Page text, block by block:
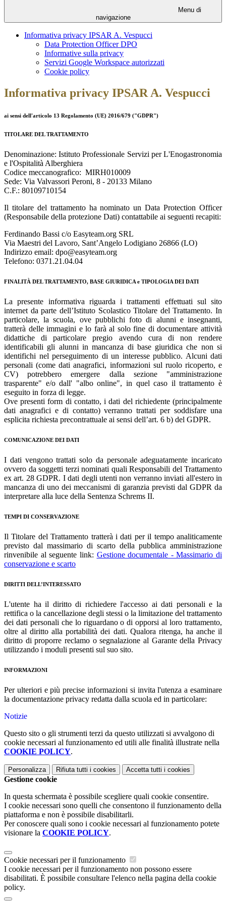
Menu di
navigazione
Informativa privacy IPSAR A. Vespucci
Data Protection Officer DPO
Informative sulla privacy
Servizi Google Workspace autorizzati
Cookie policy
Informativa privacy IPSAR A. Vespucci
ai sensi dell'articolo 13 Regolamento (UE) 2016/679 ("GDPR")
TITOLARE DEL TRATTAMENTO
Denominazione: Istituto Professionale Servizi per L'Enogastronomia
e l'Ospitalità Alberghiera
Codice meccanografico: MIRH010009
Sede: Via Valvassori Peroni, 8 - 20133 Milano
C.F.: 80109710154
Il titolare del trattamento ha nominato un Data Protection Officer
(Responsabile della protezione Dati) contattabile ai seguenti recapiti:
Ferdinando Bassi c/o Easyteam.org SRL
Via Maestri del Lavoro, Sant’Angelo Lodigiano 26866 (LO)
Indirizzo email: dpo@easyteam.org
Telefono: 0371.21.04.04
FINALITÀ DEL TRATTAMENTO, BASE GIURIDICA e TIPOLOGIA DEI DATI
La presente informativa riguarda i trattamenti effettuati sul sito
internet da parte dell’Istituto Scolastico Titolare del Trattamento. In
particolare, la scuola, ove pubblichi foto di alunni e insegnanti,
tratterà delle immagini e lo farà al solo fine di documentare attività
didattiche di particolare pregio avendo cura di non rendere
identificabili gli alunni in mancanza di base giuridica che non si
identifichi nel perseguimento di un interesse pubblico. Alcuni dati
personali (come dati anagrafici, informazioni sul ruolo ricoperto, e
CV) potrebbero emergere dalla sezione "amministrazione
trasparente" e/o dall' "albo online", in quel caso il trattamento è
eseguito in forza di legge.
Ove presenti form di contatto, i dati del richiedente (principalmente
dati anagrafici e di contatto) verranno trattati per soddisfare una
esplicita richiesta precontrattuale ai sensi dell’art. 6 b) del GDPR.
COMUNICAZIONE DEI DATI
I dati vengono trattati solo da personale adeguatamente incaricato
ovvero da soggetti terzi nominati quali Responsabili del Trattamento
ex art. 28 GDPR. I dati degli utenti non verranno inviati all'estero in
mancanza di uno dei meccanismi di garanzia previsti dal GDPR da
interpretare alla luce della Sentenza Schrems II.
TEMPI DI CONSERVAZIONE
Il Titolare del Trattamento tratterà i dati per il tempo analiticamente
previsto dal massimario di scarto della pubblica amministrazione
rinvenibile al seguente link: Gestione documentale - Massimario di
conservazione e scarto
DIRITTI DELL’INTERESSATO
L'utente ha il diritto di richiedere l'accesso ai dati personali e la
rettifica o la cancellazione degli stessi o la limitazione del trattamento
dei dati personali che lo riguardano o di opporsi al loro trattamento,
oltre al diritto alla portabilità dei dati. Qualora ritenga, ha anche il
diritto di proporre reclamo o segnalazione al Garante della Privacy
utilizzando i moduli presenti sul suo sito.
INFORMAZIONI
Per ulteriori e più precise informazioni si invita l'utenza a esaminare
la documentazione privacy redatta dalla scuola ed in particolare:
Notizie
Questo sito o gli strumenti terzi da questo utilizzati si avvalgono di
cookie necessari al funzionamento ed utili alle finalità illustrate nella
COOKIE POLICY.
Personalizza Rifiuta tutti i cookies Accetta tutti i cookies
Gestione cookie
In questa schermata è possibile scegliere quali cookie consentire.
I cookie necessari sono quelli che consentono il funzionamento della
piattaforma e non è possibile disabilitarli.
Per conoscere quali sono i cookie necessari al funzionamento potete
visionare la COOKIE POLICY.
Cookie necessari per il funzionamento
I cookie necessari per il funzionamento non possono essere
disabilitati. È possibile consultare l'elenco nella pagina della cookie
policy.